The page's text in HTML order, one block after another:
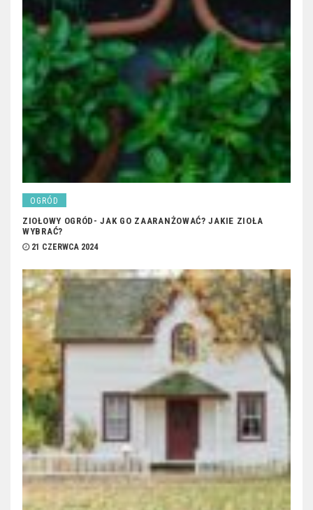
OGRÓD
ZIOŁOWY OGRÓD- JAK GO ZAARANŻOWAĆ? JAKIE ZIOŁA
WYBRAĆ?
21 CZERWCA 2024